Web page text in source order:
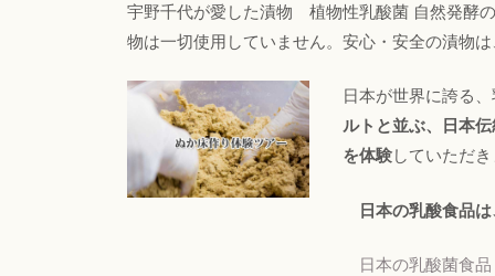
宇野千代が愛した漬物 植物性乳酸菌 自然発酵
物は一切使用していません。安心・安全の漬物
日本が世界に誇る
ルトと並ぶ、日本
を体験していただ
日本の乳酸食品は
日本の乳酸菌食